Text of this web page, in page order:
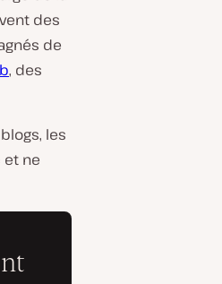
des
de
, des
les
et ne